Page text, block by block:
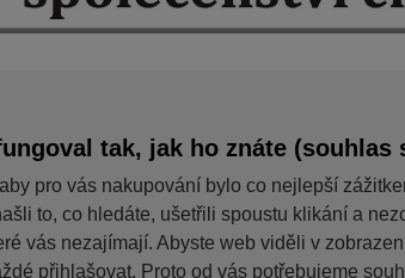
tak, jak ho znáte (souhlas
pro vás nakupování bylo co nejlepší
to, co hledáte, ušetřili spoustu klikání a
vás nezajímají. Abyste web viděli v
přihlašovat. Proto od vás potřebujeme